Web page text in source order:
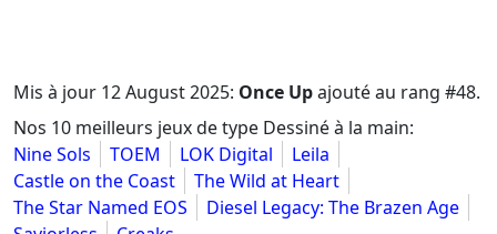
Mis à jour 12 August 2025: Once Upajouté au rang #48.
Nos 10 meilleurs jeux de type Dessiné à la main:
Nine Sols
TOEM LOK Digital
Leila
Castle on the Coast
The Wild at Heart
The Star Named EOS
Diesel Legacy: The Brazen Age